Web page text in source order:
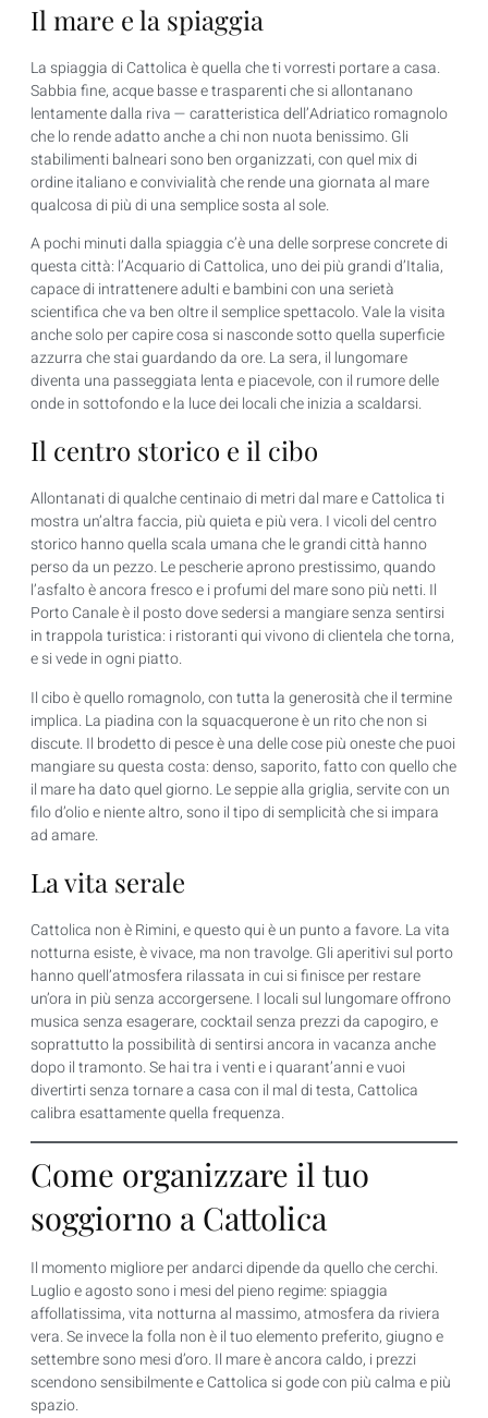
Il mare e la spiaggia
La spiaggia di Cattolica è quella che ti vorresti portare a casa.
Sabbia fine, acque basse e trasparenti che si allontanano
lentamente dalla riva — caratteristica dell’Adriatico romagnolo
che lo rende adatto anche a chi non nuota benissimo. Gli
stabilimenti balneari sono ben organizzati, con quel mix di
ordine italiano e convivialità che rende una giornata al mare
qualcosa di più di una semplice sosta al sole.
A pochi minuti dalla spiaggia c’è una delle sorprese concrete di
questa città: l’Acquario di Cattolica, uno dei più grandi d’Italia,
capace di intrattenere adulti e bambini con una serietà
scientifica che va ben oltre il semplice spettacolo. Vale la visita
anche solo per capire cosa si nasconde sotto quella superficie
azzurra che stai guardando da ore. La sera, il lungomare
diventa una passeggiata lenta e piacevole, con il rumore delle
onde in sottofondo e la luce dei locali che inizia a scaldarsi.
Il centro storico e il cibo
Allontanati di qualche centinaio di metri dal mare e Cattolica ti
mostra un’altra faccia, più quieta e più vera. I vicoli del centro
storico hanno quella scala umana che le grandi città hanno
perso da un pezzo. Le pescherie aprono prestissimo, quando
l’asfalto è ancora fresco e i profumi del mare sono più netti. Il
Porto Canale è il posto dove sedersi a mangiare senza sentirsi
in trappola turistica: i ristoranti qui vivono di clientela che torna,
e si vede in ogni piatto.
Il cibo è quello romagnolo, con tutta la generosità che il termine
implica. La piadina con la squacquerone è un rito che non si
discute. Il brodetto di pesce è una delle cose più oneste che puoi
mangiare su questa costa: denso, saporito, fatto con quello che
il mare ha dato quel giorno. Le seppie alla griglia, servite con un
filo d’olio e niente altro, sono il tipo di semplicità che si impara
ad amare.
La vita serale
Cattolica non è Rimini, e questo qui è un punto a favore. La vita
notturna esiste, è vivace, ma non travolge. Gli aperitivi sul porto
hanno quell’atmosfera rilassata in cui si finisce per restare
un’ora in più senza accorgersene. I locali sul lungomare offrono
musica senza esagerare, cocktail senza prezzi da capogiro, e
soprattutto la possibilità di sentirsi ancora in vacanza anche
dopo il tramonto. Se hai tra i venti e i quarant’anni e vuoi
divertirti senza tornare a casa con il mal di testa, Cattolica
calibra esattamente quella frequenza.
Come organizzare il tuo
soggiorno a Cattolica
Il momento migliore per andarci dipende da quello che cerchi.
Luglio e agosto sono i mesi del pieno regime: spiaggia
affollatissima, vita notturna al massimo, atmosfera da riviera
vera. Se invece la folla non è il tuo elemento preferito, giugno e
settembre sono mesi d’oro. Il mare è ancora caldo, i prezzi
scendono sensibilmente e Cattolica si gode con più calma e più
spazio.